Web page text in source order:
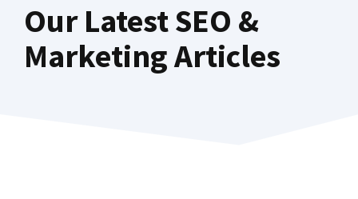
Our Latest SEO &
Marketing Articles